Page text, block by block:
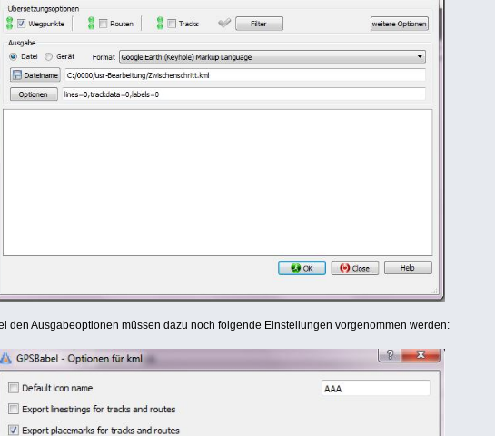
den Ausgabeoptionen müssen dazu noch folgende Einstellungen vorgenommen werden: